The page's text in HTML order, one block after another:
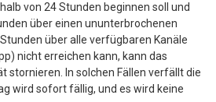
von 24 Stunden beginnen soll und
über einen ununterbrochenen
über alle verfügbaren Kanäle
nicht erreichen kann, kann das
stornieren. In solchen Fällen verfällt die
wird sofort fällig, und es wird keine